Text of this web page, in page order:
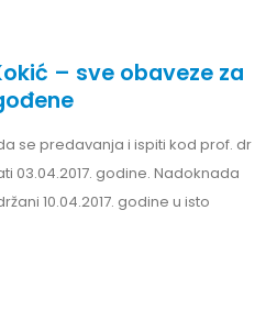
– sve obaveze za
se predavanja i ispiti kod prof. dr
03.04.2017. godine. Nadoknada
10.04.2017. godine u isto